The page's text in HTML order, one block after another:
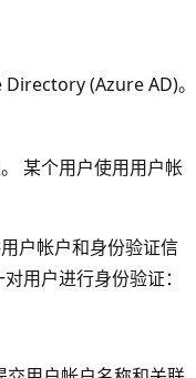
(Azure AD)。
某个用户使用用户帐
户帐户和身份验证信
用户进行身份验证：